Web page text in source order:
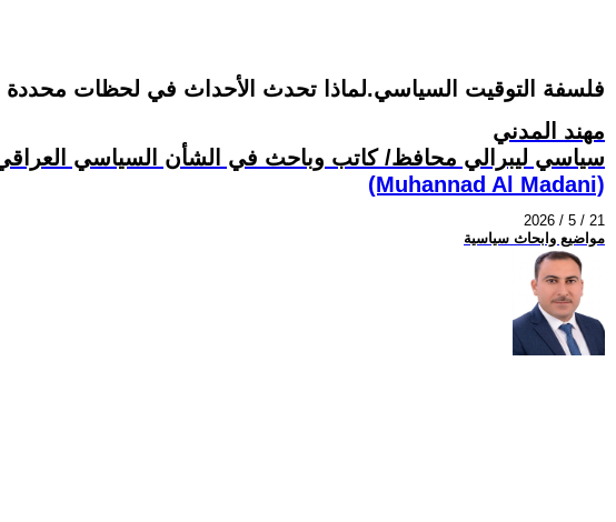
فلسفة التوقيت السياسي.لماذا تحدث الأحداث في لحظات محددة
مهند المدني
سياسي ليبرالي محافظ/ كاتب وباحث في الشأن السياسي العراقي
(Muhannad Al Madani)
2026 / 5 / 21
مواضيع وابحاث سياسية